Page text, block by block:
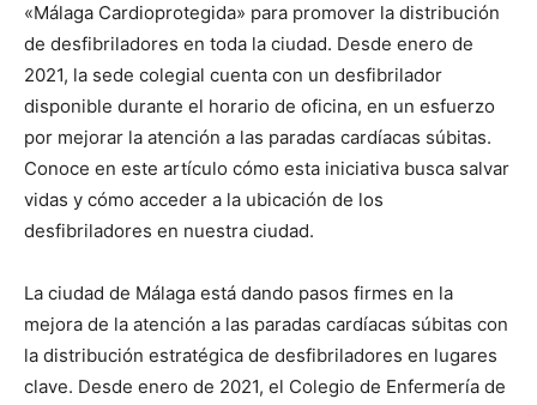
«Málaga Cardioprotegida» para promover la distribución
de desfibriladores en toda la ciudad. Desde enero de
2021, la sede colegial cuenta con un desfibrilador
disponible durante el horario de oficina, en un esfuerzo
por mejorar la atención a las paradas cardíacas súbitas.
Conoce en este artículo cómo esta iniciativa busca salvar
vidas y cómo acceder a la ubicación de los
desfibriladores en nuestra ciudad.
La ciudad de Málaga está dando pasos firmes en la
mejora de la atención a las paradas cardíacas súbitas con
la distribución estratégica de desfibriladores en lugares
clave. Desde enero de 2021, el Colegio de Enfermería de